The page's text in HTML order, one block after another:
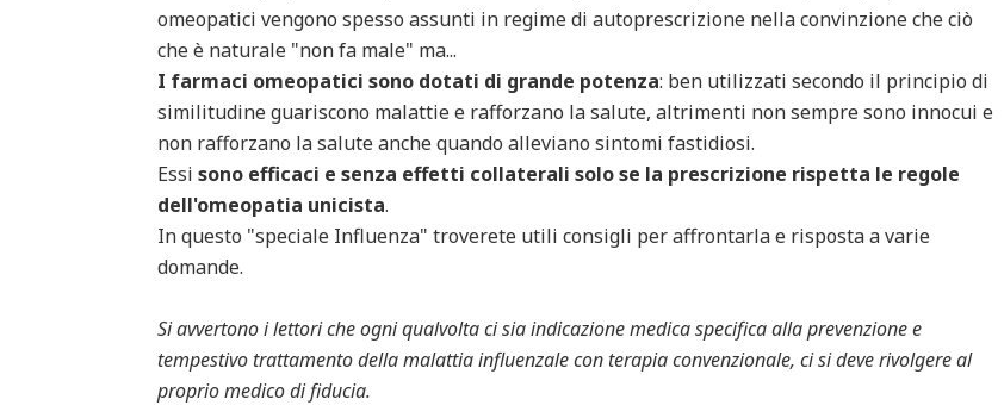
omeopatici vengono spesso assunti in regime di autoprescrizione nella convinzione che ciò
che è naturale "non fa male" ma...
I farmaci omeopatici sono dotati di grande potenza: ben utilizzati secondo il principio di
similitudine guariscono malattie e rafforzano la salute, altrimenti non sempre sono innocui e
non rafforzano la salute anche quando alleviano sintomi fastidiosi.
Essi sono efficaci e senza effetti collaterali solo se la prescrizione rispetta le regole
dell'omeopatia unicista.
In questo "speciale Influenza" troverete utili consigli per affrontarla e risposta a varie
domande.
Si avvertono i lettori che ogni qualvolta ci sia indicazione medica specifica alla prevenzione e
tempestivo trattamento della malattia influenzale con terapia convenzionale, ci si deve rivolgere al
proprio medico di fiducia.